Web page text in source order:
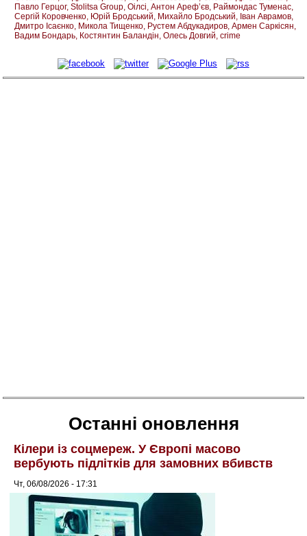
Павло Герцог Stolitsa Group Оілсі Антон Арефʼєв Раймондас Туменас
Сергій Коровченко Юрій Бродський Михайло Бродський Іван Аврамов
Дмитро Ісаєнко Микола Тищенко Рустем Абдукадиров Армен Саркісян
Вадим Бондарь Костянтин Баландін Олесь Довгий crime
Останні оновлення
Кілери із соцмереж. У Європі масово
вербують підлітків для замовних вбивств
Чт, 06/08/2026 - 17:31